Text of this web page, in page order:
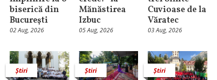
biserică din
Bucureşti
02 Aug, 2026
Mănăstirea
Izbuc
05 Aug, 2026
Cuvioase de la
Văratec
03 Aug, 2026
Știri Știri Știri